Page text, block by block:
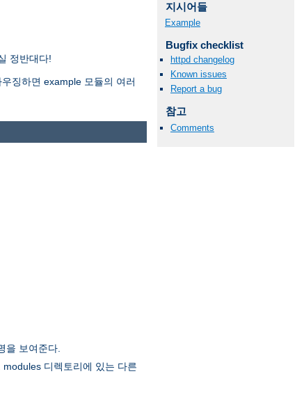
정반대다!
징하면 example 모듈의 여러
지시어들
Example
Bugfix checklist
httpd changelog
Known issues
Report a bug
참고
Comments
을 보여준다.
디렉토리에 있는 다른